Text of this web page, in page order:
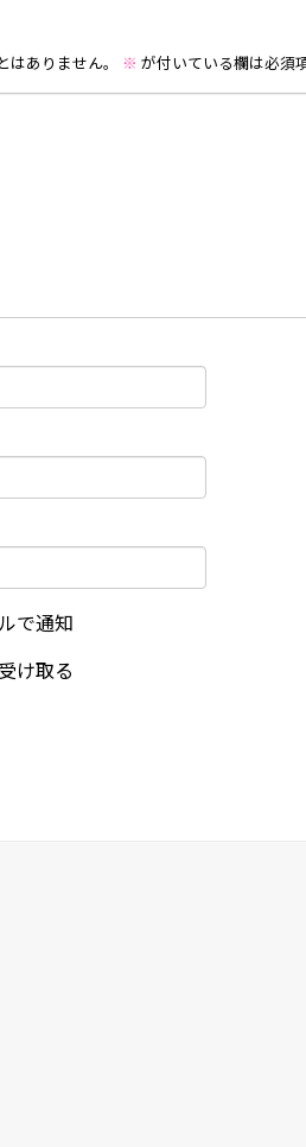
ありません。 ※ が付いている欄は必須
で通知
け取る